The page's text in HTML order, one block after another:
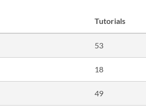
Tutorials
53
18
49